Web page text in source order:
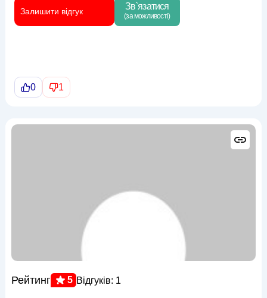
Залишити відгук Зв`язатися
(за можливості)
0 1
Рейтинг 5 Відгуків: 1